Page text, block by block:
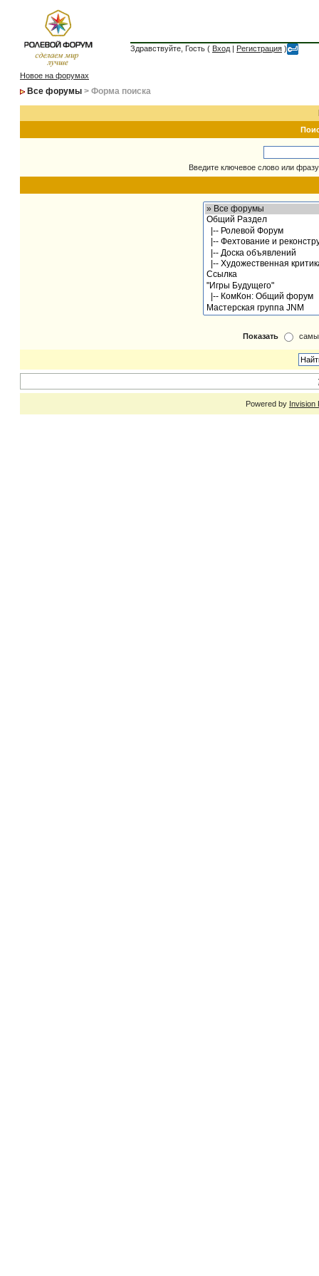
Здравствуйте, Гость ( Вход | Регистрация )
Новое на форумах
Все форумы > Форма поиска
Введите ключевое слово или
Показать
Powered by Invision